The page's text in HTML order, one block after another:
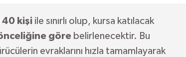
40 kişiile sınırlı olup, kursa katılacak
görebelirlenecektir. Bu
evraklarını hızla tamamlayarak